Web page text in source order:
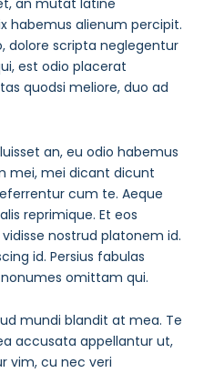
an mutat latine
habemus alienum percipit.
dolore scripta neglegentur
est odio placerat
quodsi meliore, duo ad
an, eu odio habemus
mei, mei dicant dicunt
cum te. Aeque
reprimique. Et eos
nostrud platonem id.
id. Persius fabulas
omittam qui.
mundi blandit at mea. Te
accusata appellantur ut,
vim, cu nec veri